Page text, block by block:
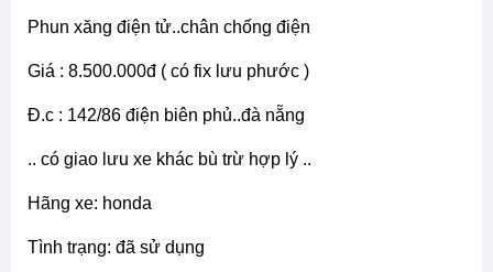
phun xăng điện tử..chân chống điện
giá : 8.500.000đ ( có fix lưu phước )
đ.c : 142/86 điện biên phủ..đà nẵng
.. có giao lưu xe khác bù trừ hợp lý ..
hãng xe: honda
tình trạng: đã sử dụng